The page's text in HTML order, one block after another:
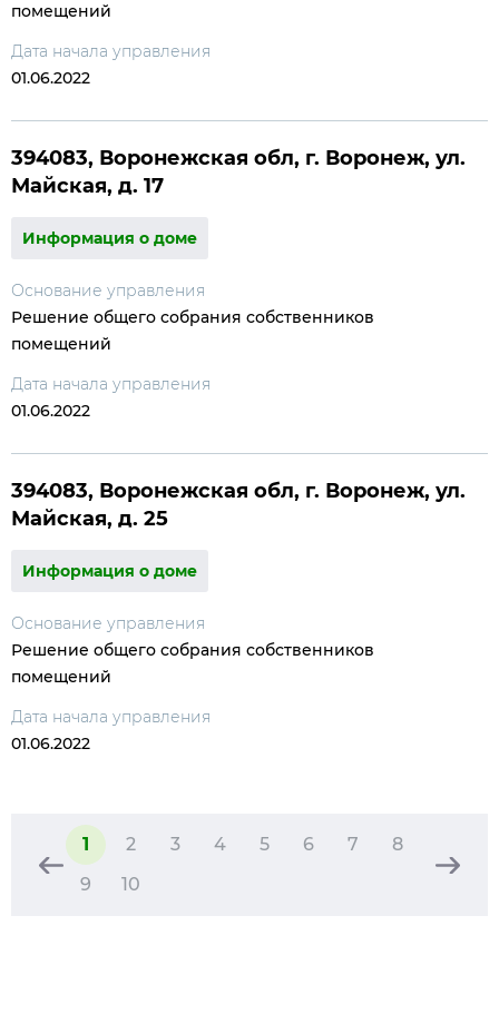
помещений
Дата начала управления
01.06.2022
394083, Воронежская обл, г. Воронеж, ул.
Майская, д. 17
Информация о доме
Основание управления
Решение общего собрания собственников
помещений
Дата начала управления
01.06.2022
394083, Воронежская обл, г. Воронеж, ул.
Майская, д. 25
Информация о доме
Основание управления
Решение общего собрания собственников
помещений
Дата начала управления
01.06.2022
1 2 3 4 5 6 7
8
9
10